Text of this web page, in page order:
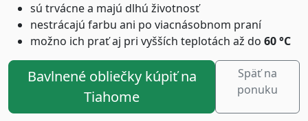
sú trvácne a majú dlhú životnosť
nestrácajú farbu ani po viacnásobnom praní
možno ich prať aj pri vyšších teplotách až do 60 °C
Bavlnené obliečky kúpiť na
Tiahome
Späť na
ponuku